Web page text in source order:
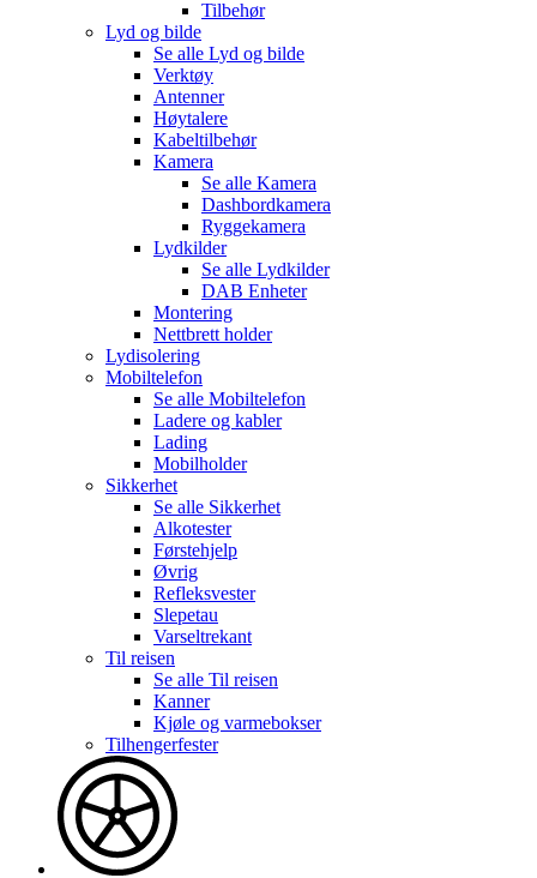
Tilbehør
Lyd og bilde
Se alle Lyd og bilde
Verktøy
Antenner
Høytalere
Kabeltilbehør
Kamera
Se alle Kamera
Dashbordkamera
Ryggekamera
Lydkilder
Se alle Lydkilder
DAB Enheter
Montering
Nettbrett holder
Lydisolering
Mobiltelefon
Se alle Mobiltelefon
Ladere og kabler
Lading
Mobilholder
Sikkerhet
Se alle Sikkerhet
Alkotester
Førstehjelp
Øvrig
Refleksvester
Slepetau
Varseltrekant
Til reisen
Se alle Til reisen
Kanner
Kjøle og varmebokser
Tilhengerfester